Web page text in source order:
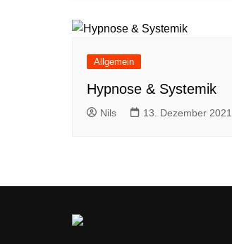
Allgemein
Hypnose & Systemik
Nils 13. Dezember 2021